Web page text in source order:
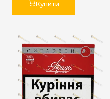
Купити